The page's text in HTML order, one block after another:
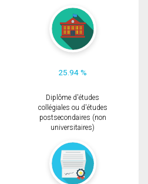
25.94 %
Diplôme d'études
collégiales ou d'études
postsecondaires (non
universitaires)